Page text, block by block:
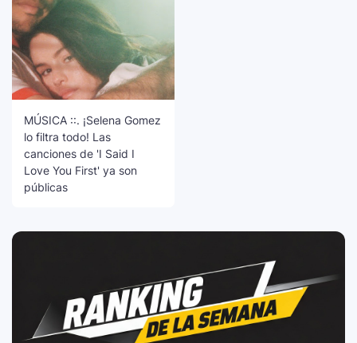
MÚSICA ::. ¡Selena Gomez
lo filtra todo! Las
canciones de 'I Said I
Love You First' ya son
públicas